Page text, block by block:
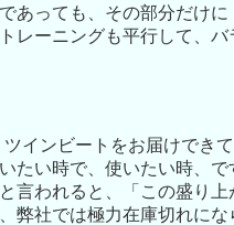
あっても、その部分だけ
レーニングも平行して、
インビートをお届けでき
たい時で、使いたい時、で
言われると、「この盛り
弊社では極力在庫切れに